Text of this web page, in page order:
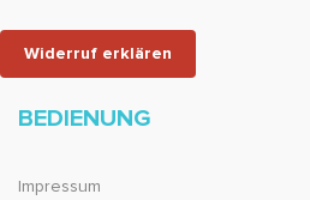
Widerruf erklären
BEDIENUNG
Impressum